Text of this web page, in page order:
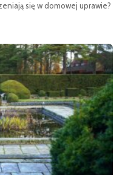
się w domowej uprawie?